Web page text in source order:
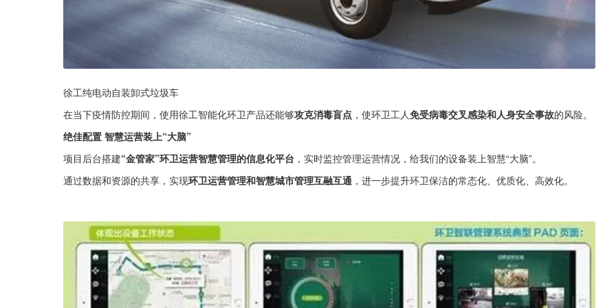
徐工纯电动自装卸式垃圾车
在当下疫情防控期间，使用徐工智能化环卫产品还能够攻克消毒盲点 ，使环卫工人免受病毒交叉感染和人身安全事故的风险。
绝佳配置 智慧运营装上“大脑”
项目后台搭建“金管家”环卫运营智慧管理的信息化平台 ，实时监控管理运营情况，给我们的设备装上智慧“大脑”。
通过数据和资源的共享，实现环卫运营管理和智慧城市管理互融互通 ，进一步提升环卫保洁的常态化、优质化、高效化。